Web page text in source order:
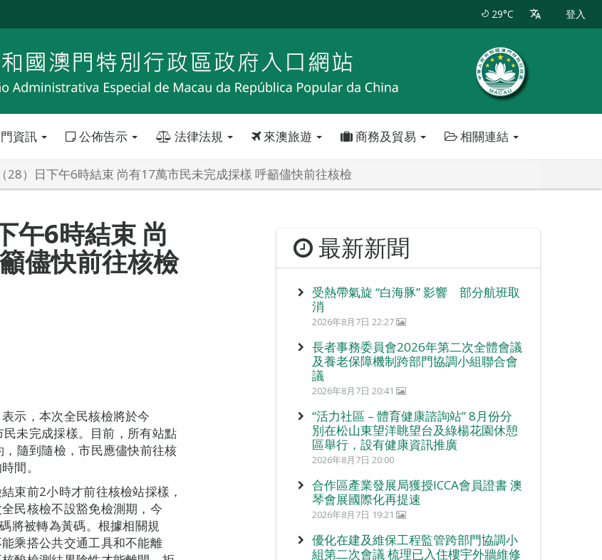
29°C 登入
資訊 公佈告示 法律法規 來澳旅遊 商務及貿易 相關連結
28）日下午6時結束 尚有17萬市民未完成採樣 呼籲儘快前往核檢
午6時結束 尚
儘快前往核檢
示，本次全民核檢將於今
未完成採樣。目前，所有站點
隨到隨檢，市民應儘快前往核
間。
束前2小時才前往核檢站採樣，
民核檢不設豁免檢測期，今
將被轉為黃碼。根據相關規
乘搭公共交通工具和不能離
最新新聞
受熱帶氣旋 “白海豚” 影響 部分航班取
消
2026年8月7日 22:27
長者事務委員會2026年第二次全體會議
及養老保障機制跨部門協調小組聯合會
議
2026年8月7日 20:41
“活力社區 – 體育健康諮詢站” 8月份分
別在松山東望洋眺望台及綠楊花園休憩
區舉行，設有健康資訊推廣
2026年8月7日 20:00
合作區產業發展局獲授ICCA會員證書 澳
琴會展國際化再提速
2026年8月7日 19:21
優化在建及維保工程監管跨部門協調小
組第二次會議 梳理已入住樓宇外牆維修